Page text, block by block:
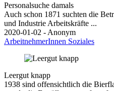
Personalsuche damals
Auch schon 1871 suchten die
und Industrie Arbeitskräfte ...
2020-01-02 - Anonym
ArbeitnehmerInnen Soziales
Leergut knapp
1938 sind offensichtlich die